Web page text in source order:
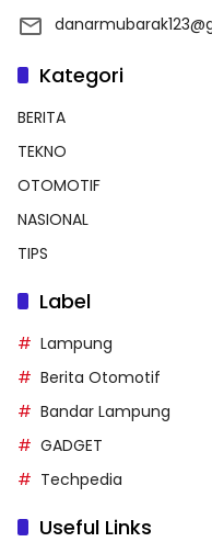
Kategori
BERITA
TEKNO
OTOMOTIF
NASIONAL
TIPS
Label
Lampung
Berita Otomotif
Bandar Lampung
GADGET
Techpedia
Useful Links